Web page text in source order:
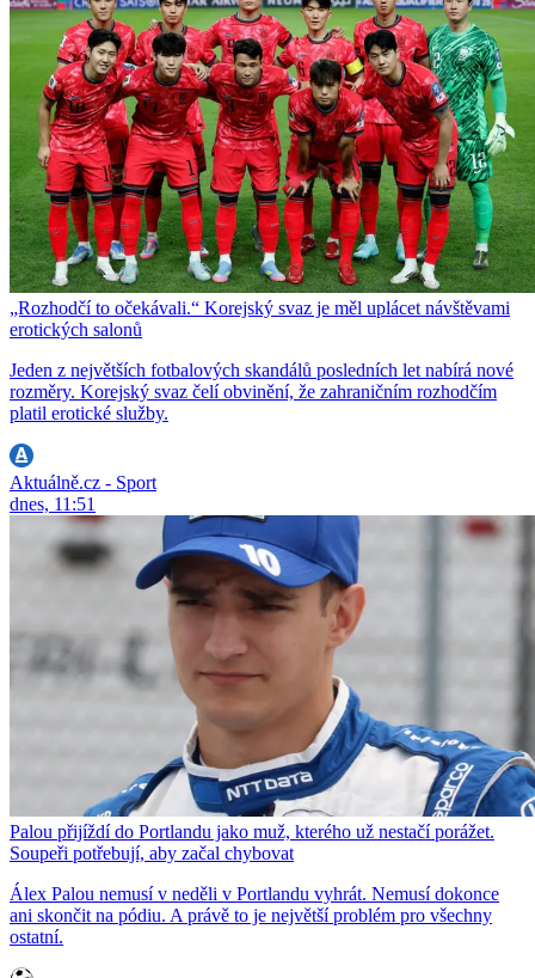
„Rozhodčí to očekávali.“ Korejský svaz je měl uplácet návštěvami
erotických salonů
Jeden z největších fotbalových skandálů posledních let nabírá nové
rozměry. Korejský svaz čelí obvinění, že zahraničním rozhodčím
platil erotické služby.
Aktuálně.cz - Sport
dnes, 11:51
Palou přijíždí do Portlandu jako muž, kterého už nestačí porážet.
Soupeři potřebují, aby začal chybovat
Álex Palou nemusí v neděli v Portlandu vyhrát. Nemusí dokonce
ani skončit na pódiu. A právě to je největší problém pro všechny
ostatní.